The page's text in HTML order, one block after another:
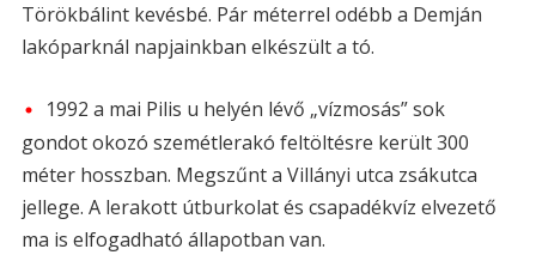
Törökbálint kevésbé. Pár méterrel odébb a Demján
lakóparknál napjainkban elkészült a tó.
1992 a mai Pilis u helyén lévő „vízmosás” sok
gondot okozó szemétlerakó feltöltésre került 300
méter hosszban. Megszűnt a Villányi utca zsákutca
jellege. A lerakott útburkolat és csapadékvíz elvezető
ma is elfogadható állapotban van.